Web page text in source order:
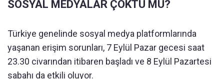
SOSYAL MEDYALAR ÇÖKTÜ MÜ?
Türkiye genelinde sosyal medya platformlarında
yaşanan erişim sorunları, 7 Eylül Pazar gecesi saat
23.30 civarından itibaren başladı ve 8 Eylül Pazartesi
sabahı da etkili oluyor.